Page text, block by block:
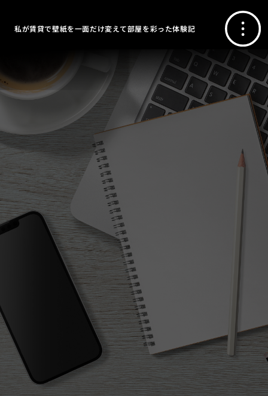
私が賃貸で壁紙を一面だけ変えて部屋を彩った体験記